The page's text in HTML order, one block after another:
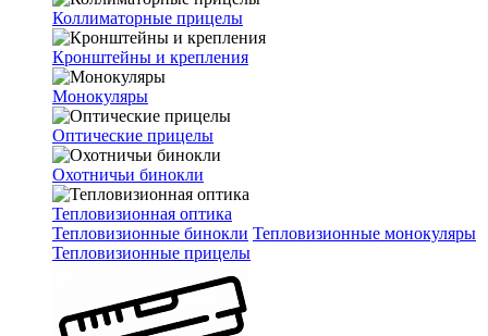
Коллиматорные прицелы
Кронштейны и крепления
Монокуляры
Оптические прицелы
Охотничьи бинокли
Тепловизионная оптика
Тепловизионные бинокли Тепловизионные монокуляры
Тепловизионные прицелы